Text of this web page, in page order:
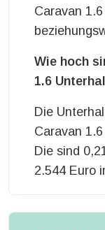
Caravan
Wie hoch
1.6
Die
Caravan
Die sind
2.544 Euro